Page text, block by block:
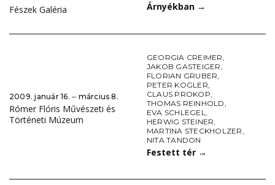
Fészek Galéria Árnyékban →
2009. január 16. ‒ március 8.
Rómer Flóris Művészeti és
Történeti Múzeum
GEORGIA CREIMER,
JAKOB GASTEIGER,
FLORIAN GRUBER,
PETER KOGLER,
CLAUS PROKOP,
THOMAS REINHOLD,
EVA SCHLEGEL,
HERWIG STEINER,
MARTINA STECKHOLZER,
NITA TANDON
Festett tér →